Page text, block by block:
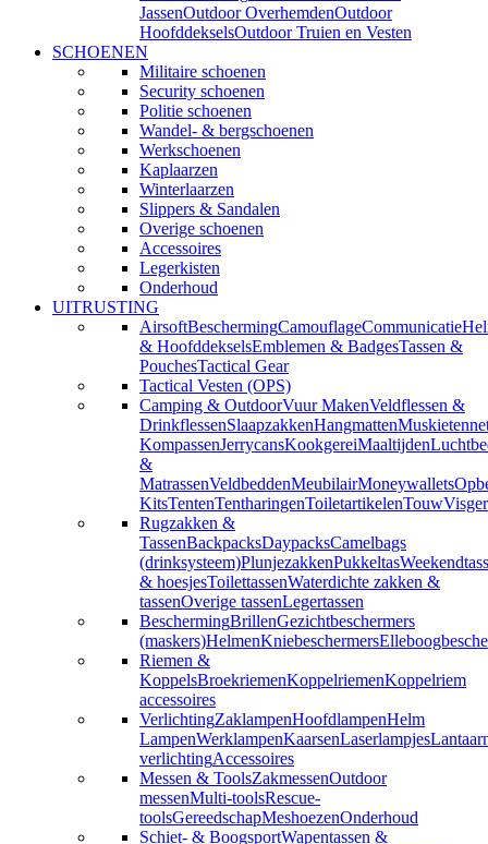
JassenOutdoor OverhemdenOutdoor
HoofddekselsOutdoor Truien en Vesten
SCHOENEN
Militaire schoenen
Security schoenen
Politie schoenen
Wandel- & bergschoenen
Werkschoenen
Kaplaarzen
Winterlaarzen
Slippers & Sandalen
Overige schoenen
Accessoires
Legerkisten
Onderhoud
UITRUSTING
AirsoftBeschermingCamouflageCommunicatie
& HoofddekselsEmblemen & BadgesTassen &
PouchesTactical Gear
Tactical Vesten (OPS)
Camping & OutdoorVuur MakenVeldflessen &
DrinkflessenSlaapzakkenHangmatten
KompassenJerrycansKookgereiMaaltijden
&
MatrassenVeldbeddenMeubilairMoneywallets
KitsTentenTentharingenToiletartikelenTouw
Rugzakken &
TassenBackpacksDaypacksCamelbags
(drinksysteem)PlunjezakkenPukkeltas
& hoesjesToilettassenWaterdichte zakken &
tassenOverige tassenLegertassen
BeschermingBrillenGezichtbeschermers
(maskers)HelmenKniebeschermers
Riemen &
KoppelsBroekriemenKoppelriemenKoppelriem
accessoires
VerlichtingZaklampenHoofdlampenHelm
LampenWerklampenKaarsenLaserlampjes
verlichtingAccessoires
Messen & ToolsZakmessenOutdoor
messenMulti-toolsRescue-
toolsGereedschapMeshoezenOnderhoud
Schiet- & BoogsportWapentassen &